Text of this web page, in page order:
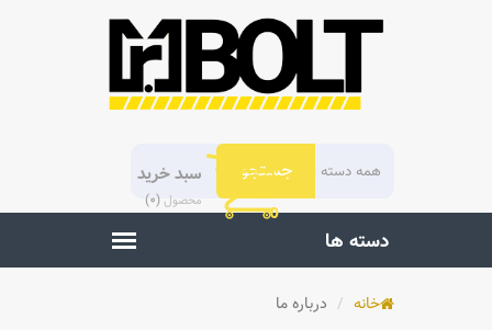
سبد خرید
محصول(
0
)
خانه درباره ما